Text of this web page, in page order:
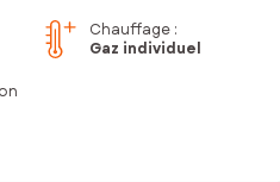
Chauffage :
Gaz individuel